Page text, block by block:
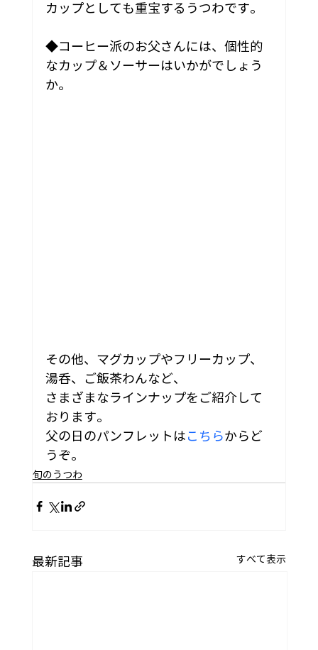
カップとしても重宝するうつわです。
◆コーヒー派のお父さんには、個性的
なカップ＆ソーサーはいかがでしょう
か。
その他、マグカップやフリーカップ、
湯呑、ご飯茶わんなど、
さまざまなラインナップをご紹介して
おります。
父の日のパンフレットは こちらからど
うぞ。
旬のうつわ
最新記事 すべて表示